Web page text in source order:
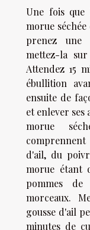
Une fois que
morue
prenez une
mettez-la
Attendez 15
ébullition
ensuite de
et enlever ses
morue
d'ail, du
morue étant
pommes
morceaux.
gousse d'ail
minutes de